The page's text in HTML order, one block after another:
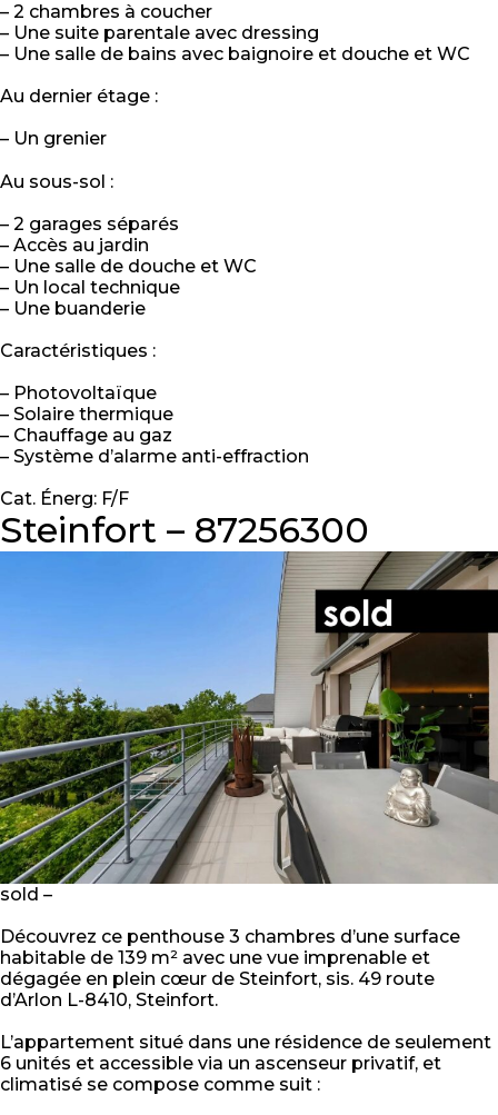
– 2 chambres à coucher
– Une suite parentale avec dressing
– Une salle de bains avec baignoire et douche et WC
Au dernier étage :
– Un grenier
Au sous-sol :
– 2 garages séparés
– Accès au jardin
– Une salle de douche et WC
– Un local technique
– Une buanderie
Caractéristiques :
– Photovoltaïque
– Solaire thermique
– Chauffage au gaz
– Système d’alarme anti-effraction
Cat. Énerg: F/F
Steinfort – 87256300
sold –
Découvrez ce penthouse 3 chambres d’une surface
habitable de 139 m² avec une vue imprenable et
dégagée en plein cœur de Steinfort, sis. 49 route
d’Arlon L-8410, Steinfort.
L’appartement situé dans une résidence de seulement
6 unités et accessible via un ascenseur privatif, et
climatisé se compose comme suit :